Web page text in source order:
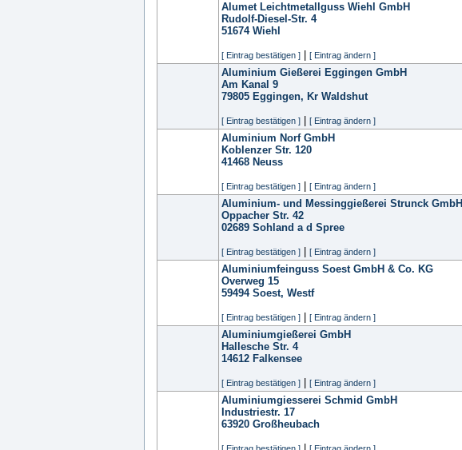
Alumet Leichtmetallguss Wiehl GmbH
Rudolf-Diesel-Str. 4
51674 Wiehl
[ Eintrag bestätigen ] [ Eintrag ändern ]
Aluminium Gießerei Eggingen GmbH
Am Kanal 9
79805 Eggingen, Kr Waldshut
[ Eintrag bestätigen ] [ Eintrag ändern ]
Aluminium Norf GmbH
Koblenzer Str. 120
41468 Neuss
[ Eintrag bestätigen ] [ Eintrag ändern ]
Aluminium- und Messinggießerei Strunck GmbH
Oppacher Str. 42
02689 Sohland a d Spree
[ Eintrag bestätigen ] [ Eintrag ändern ]
Aluminiumfeinguss Soest GmbH & Co. KG
Overweg 15
59494 Soest, Westf
[ Eintrag bestätigen ] [ Eintrag ändern ]
Aluminiumgießerei GmbH
Hallesche Str. 4
14612 Falkensee
[ Eintrag bestätigen ] [ Eintrag ändern ]
Aluminiumgiesserei Schmid GmbH
Industriestr. 17
63920 Großheubach